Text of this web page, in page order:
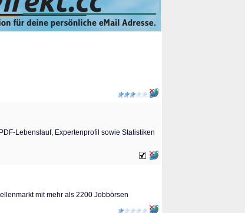
Lebenslauf, Expertenprofil sowie Statistiken
mit mehr als 2200 Jobbörsen